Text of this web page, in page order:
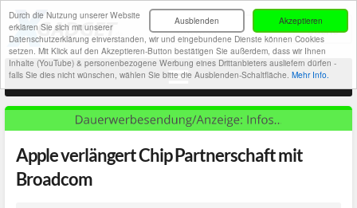
Akzeptieren
Ausblenden
Durch die Nutzung unserer Website
erklären Sie sich mit unserer
Datenschutzerklärung einverstanden, wir und eingebundene Dienste können Cookies
setzen. Mit Klick auf den Akzeptieren-Button bestätigen Sie außerdem, dass wir Ihnen
Inhalte (YouTube) & personenbezogene Werbung eines Drittanbieters ausliefern dürfen -
falls Sie dies nicht wünschen, wählen Sie bitte die Ausblenden-Schaltfläche. Mehr Info.
Apple verlängert Chip Partnerschaft mit
Broadcom